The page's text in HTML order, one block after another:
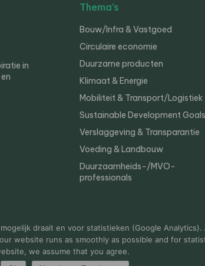
in
Thema’s
Bouw/Infra & Vastgoed
Circulaire economie
Duurzame producten
Klimaat & Energie
Mobiliteit & Transport/Logistiek
Sustainable Development Goals
Verslaggeving & Transparantie
Voeding & Landbouw
Duurzaamheids-/MVO-
professionals
draait en voor statistieken (Google
website runs as smoothly as possible and for
we assume that you agree.